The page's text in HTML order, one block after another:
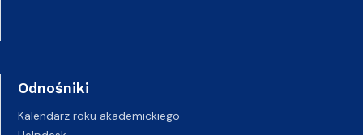
Odnośniki
Kalendarz roku akademickiego